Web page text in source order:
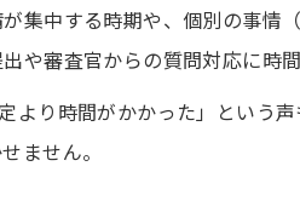
徹底検証
集中する時期や、個別の事情
審査官からの質問対応に時
り時間がかかった」という
ません。